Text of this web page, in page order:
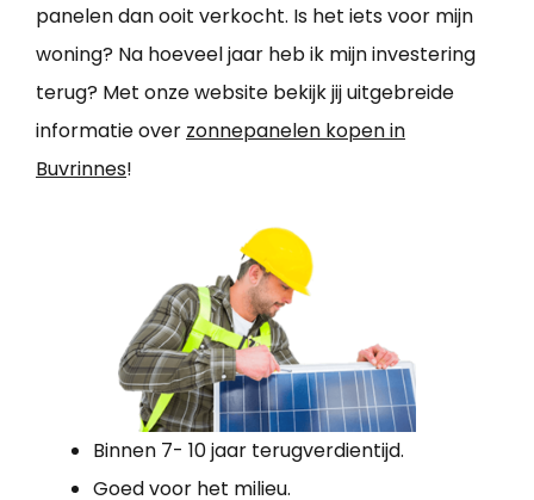
panelen dan ooit verkocht. Is het iets voor mijn
woning? Na hoeveel jaar heb ik mijn investering
terug? Met onze website bekijk jij uitgebreide
informatie over zonnepanelen kopen in
Buvrinnes!
Binnen 7- 10 jaar terugverdientijd.
Goed voor het milieu.